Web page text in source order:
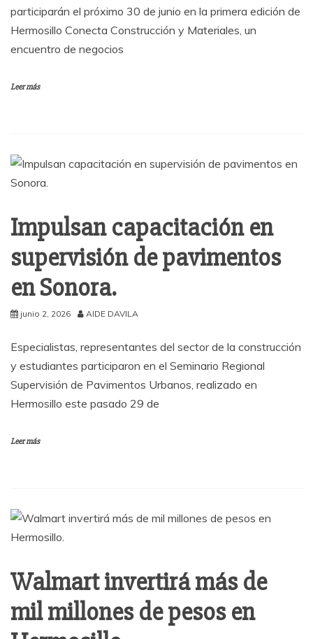
participarán el próximo 30 de junio en la primera edición de
Hermosillo Conecta Construcción y Materiales, un
encuentro de negocios
Leer más
Impulsan capacitación en
supervisión de pavimentos
en Sonora.
junio 2, 2026 AIDE DAVILA
Especialistas, representantes del sector de la construcción
y estudiantes participaron en el Seminario Regional
Supervisión de Pavimentos Urbanos, realizado en
Hermosillo este pasado 29 de
Leer más
Walmart invertirá más de
mil millones de pesos en